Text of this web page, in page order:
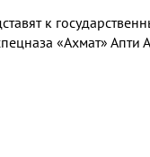
к
«Ахмат» Апти